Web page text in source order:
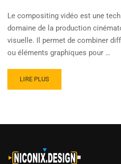
Le compositing vidéo est une
domaine de la production
visuelle. Il permet de combiner
ou éléments graphiques pour …
READ
MORE
AVEC
LIRE PLUS